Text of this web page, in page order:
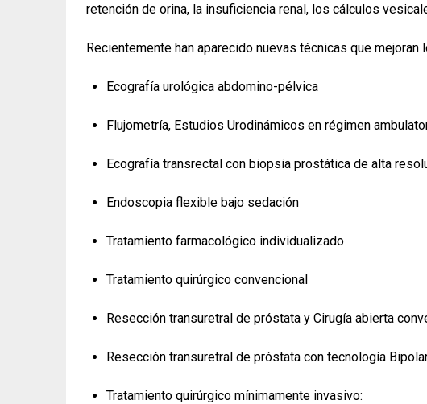
retención de orina, la insuficiencia renal, los cálculos
Recientemente han aparecido nuevas técnicas que
Ecografía urológica abdomino-pélvica
Flujometría, Estudios Urodinámicos en régimen
Ecografía transrectal con biopsia prostática de alta
Endoscopia flexible bajo sedación
Tratamiento farmacológico individualizado
Tratamiento quirúrgico convencional
Resección transuretral de próstata y Cirugía abierta
Resección transuretral de próstata con tecnología
Tratamiento quirúrgico mínimamente invasivo: